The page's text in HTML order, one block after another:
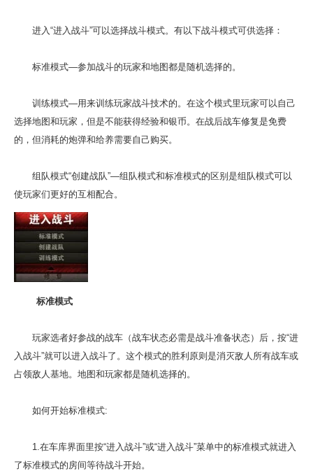
进入“进入战斗”可以选择战斗模式。有以下战斗模式可供选择：
标准模式—参加战斗的玩家和地图都是随机选择的。
训练模式—用来训练玩家战斗技术的。在这个模式里玩家可以自己
选择地图和玩家，但是不能获得经验和银币。在战后战车修复是免费
的，但消耗的炮弹和给养需要自己购买。
组队模式“创建战队”—组队模式和标准模式的区别是组队模式可以
使玩家们更好的互相配合。
标准模式
玩家选者好参战的战车（战车状态必需是战斗准备状态）后，按“进
入战斗”就可以进入战斗了。这个模式的胜利原则是消灭敌人所有战车或
占领敌人基地。地图和玩家都是随机选择的。
如何开始标准模式:
1.在车库界面里按“进入战斗”或“进入战斗”菜单中的标准模式就进入
了标准模式的房间等待战斗开始。